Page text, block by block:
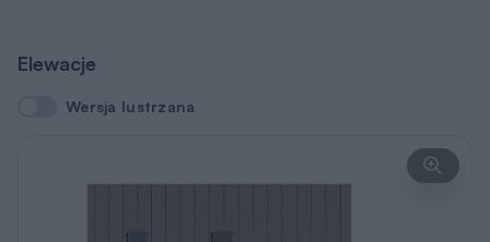
Elewacje
Wersja lustrzana
Wersja lustrzana